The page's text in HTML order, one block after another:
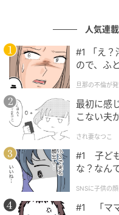
2^3←2を3個掛け合わせる
=2×2×2
=8
今回の問題に出てくる
指数は3です。同じく
指数は2です。この情
算してみましょう。
なお、
累乗は括弧が付
計算することが決まっ
人気連
#1 「え？
ので、ふ
クチャに
旦那の不倫が
最初に感
こない夫
され妻なつこ
#1 子ど
な？なん
SNSに子供の
#1 「マ